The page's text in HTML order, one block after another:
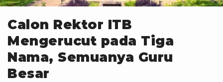
Calon Rektor ITB
Mengerucut pada Tiga
Nama, Semuanya Guru
Besar